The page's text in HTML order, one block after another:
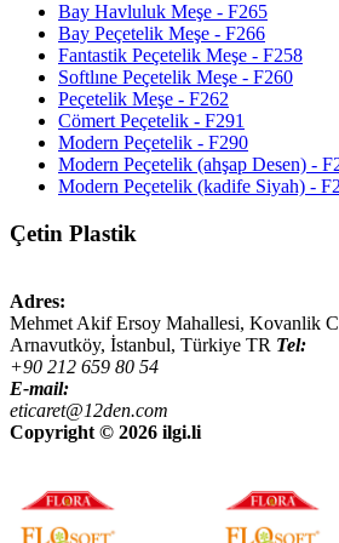
Bay Havluluk Meşe - F265
Bay Peçetelik Meşe - F266
Fantastik Peçetelik Meşe - F258
Softlıne Peçetelik Meşe - F260
Peçetelik Meşe - F262
Cömert Peçetelik - F291
Modern Peçetelik - F290
Modern Peçetelik (ahşap Desen) -
Modern Peçetelik (kadife Siyah) -
Çetin Plastik
Adres:
Mehmet Akif Ersoy Mahallesi, Kovanlik
Arnavutköy, İstanbul, Türkiye TR Tel:
+90 212 659 80 54
E-mail:
eticaret@12den.com
Copyright © 2026 ilgi.li